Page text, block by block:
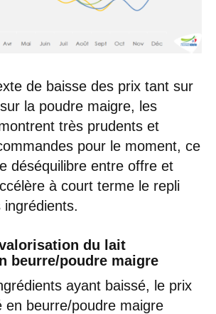
de baisse des prix tant sur
la poudre maigre, les
très prudents et
pour le moment, ce
déséquilibre entre offre et
à court terme le repli
du lait
beurre/poudre maigre
ayant baissé, le prix
en beurre/poudre maigre